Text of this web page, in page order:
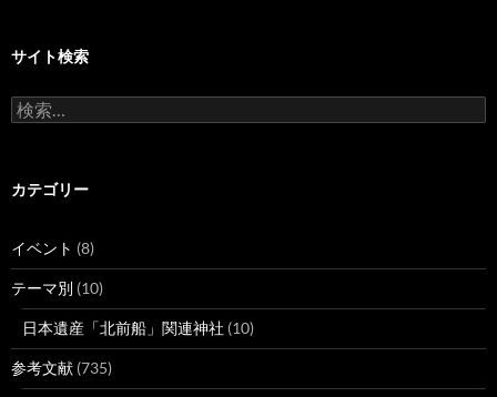
サイト検索
検
索:
カテゴリー
イベント (8)
テーマ別 (10)
日本遺産「北前船」関連神社 (10)
参考文献 (735)